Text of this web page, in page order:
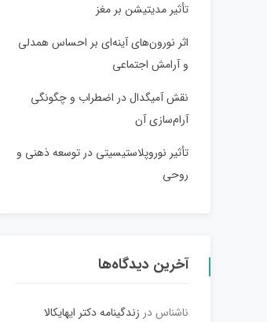
تأثیر مدیتیشن بر مغز
اثر نورون‌های آینه‌ای بر احساس همدلی
و آرامش اجتماعی
نقش آمیگدال در اضطراب و چگونگی
آرام‌سازی آن
تأثیر نوروپلاستیسیتی در توسعه ذهنی و
روحی
آخرین دیدگاه‌ها
ناشناسدر زندگینامه دکتر ایهایکالا